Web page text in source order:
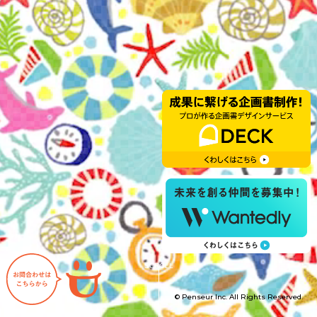
SCROLL
お問い合わせはこちらから
© Penseur Inc. All Rights Reserved.